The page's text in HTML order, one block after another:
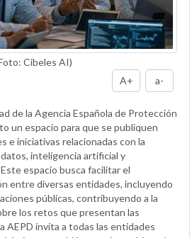
Cibeles AI)
A+
a-
de la Agencia Española de Protección
un espacio para que se publiquen
e iniciativas relacionadas con la
inteligencia artificial y
espacio busca facilitar el
entre diversas entidades, incluyendo
públicas, contribuyendo a la
los retos que presentan las
AEPD invita a todas las entidades